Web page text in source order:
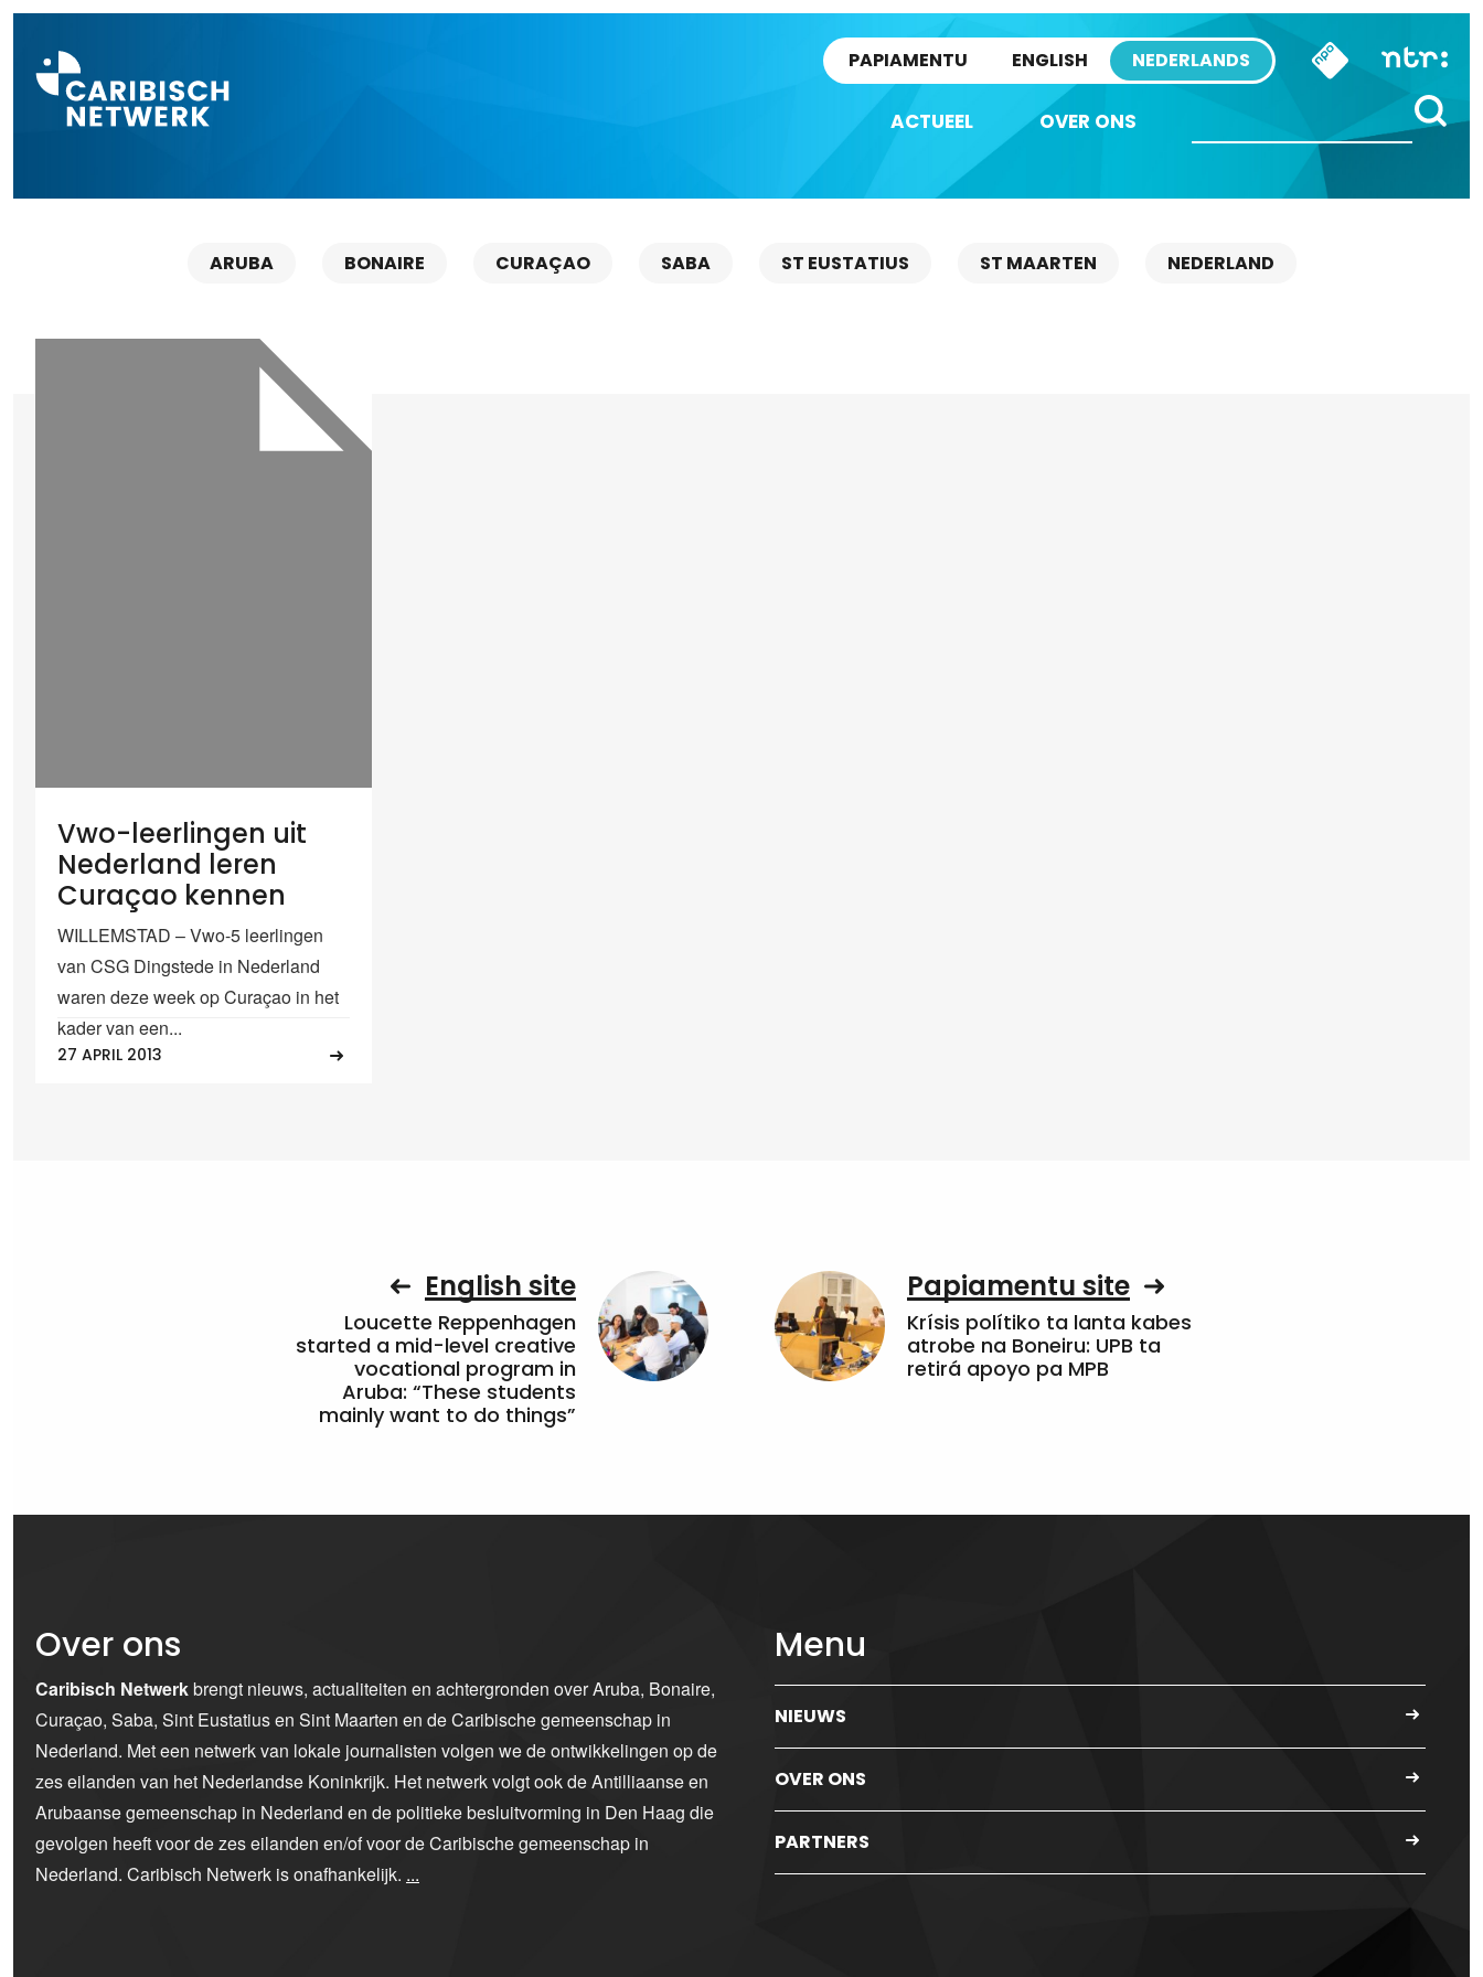
PAPIAMENTU ENGLISH NEDERLANDS
ACTUEEL OVER ONS
ARUBA BONAIRE CURAÇAO SABA ST EUSTATIUS ST MAARTEN NEDERLAND
Vwo-leerlingen uit
Nederland leren
Curaçao kennen
WILLEMSTAD – Vwo-5 leerlingen
van CSG Dingstede in Nederland
waren deze week op Curaçao in het
kader van een...
27 APRIL 2013
English site
Loucette Reppenhagen
started a mid-level creative
vocational program in
Aruba: “These students
mainly want to do things”
Papiamentu site
Krísis polítiko ta lanta kabes
atrobe na Boneiru: UPB ta
retirá apoyo pa MPB
Over ons
Caribisch Netwerkbrengt nieuws, actualiteiten en achtergronden over Aruba, Bonaire,
Curaçao, Saba, Sint Eustatius en Sint Maarten en de Caribische gemeenschap in
Nederland. Met een netwerk van lokale journalisten volgen we de ontwikkelingen op de
zes eilanden van het Nederlandse Koninkrijk. Het netwerk volgt ook de Antilliaanse en
Arubaanse gemeenschap in Nederland en de politieke besluitvorming in Den Haag die
gevolgen heeft voor de zes eilanden en/of voor de Caribische gemeenschap in
Nederland. Caribisch Netwerk is onafhankelijk. ...
Menu
NIEUWS
OVER ONS
PARTNERS